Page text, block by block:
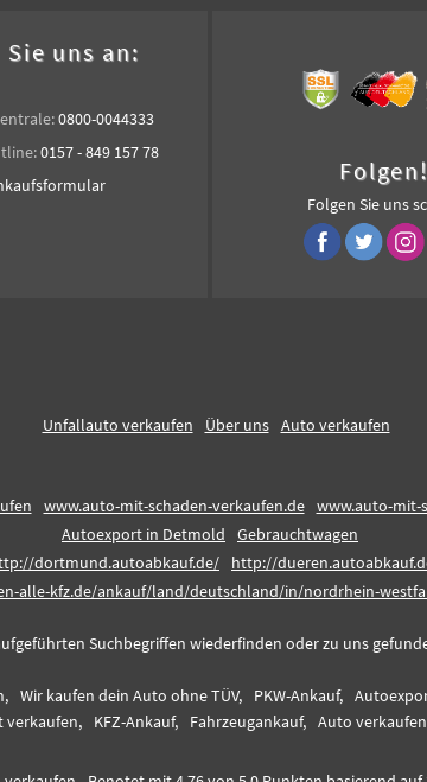
Sie uns an:
0800-0044333
0157 - 849 157 78
Folgen!
Folgen Sie uns
Unfallauto verkaufen Über uns Auto verkaufen
www.auto-mit-schaden-verkaufen.de www.auto-mit-
Autoexport in Detmold
Gebrauchtwagen
dortmund.autoabkauf.de/ http://
alle-kfz.de/ankauf/land/deutschland/in/nordrhein-
Suchbegriffen wiederfinden oder zu uns
Wir kaufen dein Auto ohne TÜV, PKW-Ankauf,
verkaufen, KFZ-Ankauf, Fahrzeugankauf, Auto